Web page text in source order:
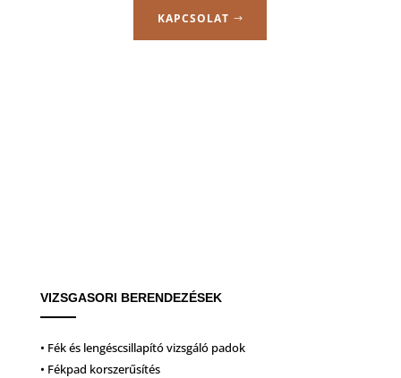
KAPCSOLAT
VIZSGASORI BERENDEZÉSEK
• Fék és lengéscsillapító vizsgáló padok
• Fékpad korszerűsítés